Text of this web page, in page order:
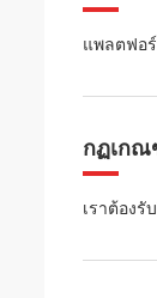
แพลตฟอ
กฏเก
เราต้องรั